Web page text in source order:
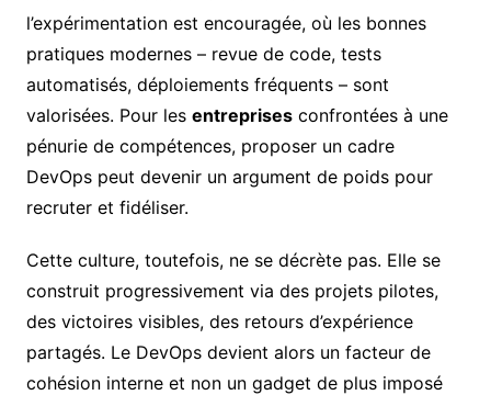
l’expérimentation est encouragée, où les bonnes
pratiques modernes – revue de code, tests
automatisés, déploiements fréquents – sont
valorisées. Pour les entreprisesconfrontées à une
pénurie de compétences, proposer un cadre
DevOps peut devenir un argument de poids pour
recruter et fidéliser.
Cette culture, toutefois, ne se décrète pas. Elle se
construit progressivement via des projets pilotes,
des victoires visibles, des retours d’expérience
partagés. Le DevOps devient alors un facteur de
cohésion interne et non un gadget de plus imposé